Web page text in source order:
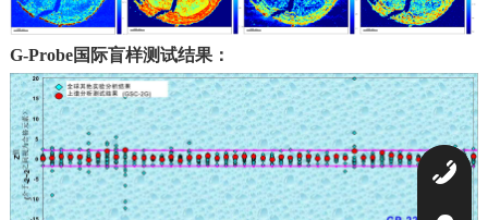
G-Probe国际盲样测试结果：